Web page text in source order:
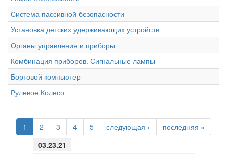
Система пассивной безопасности
Установка детских удерживающих устройств
Органы управления и приборы
Комбинация приборов. Сигнальные лампы
Бортовой компьютер
Рулевое Колесо
1 2 3 4 5 следующая › последняя »
03.23.21